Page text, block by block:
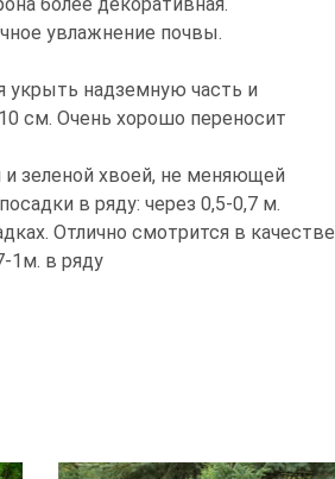
увлажнение почвы.
укрыть надземную часть и
см. Очень хорошо переносит
и зеленой хвоей, не меняющей
в ряду: через 0,5-0,7 м.
Отлично смотрится в качестве
1м. в ряду